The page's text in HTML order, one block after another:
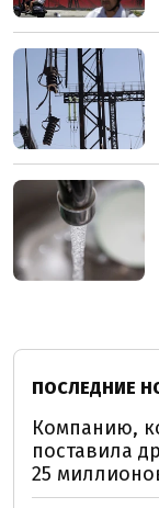
ПОСЛЕДНИЕ
Компанию,
поставила
25